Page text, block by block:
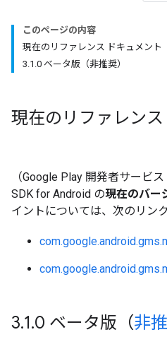
このページの内容
現在のリファレンス ドキュメント
3.1 .0 ベータ版（非推奨）
現在のリファレン
（Google Play 開発者サービ
SDK for Android の現在のバー
イントについては、次のリン
3.1.0 ベータ版（非